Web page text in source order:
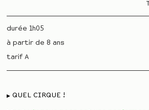
durée 1h05
à partir de 8 ans
tarif A
QUEL CIRQUE !